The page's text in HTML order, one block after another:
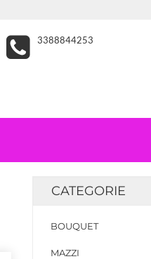
3388844253
CATEGORIE
BOUQUET
MAZZI